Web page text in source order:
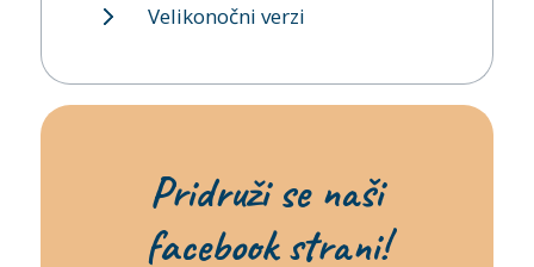
Velikonočni verzi
Pridruži se naši
facebook strani!